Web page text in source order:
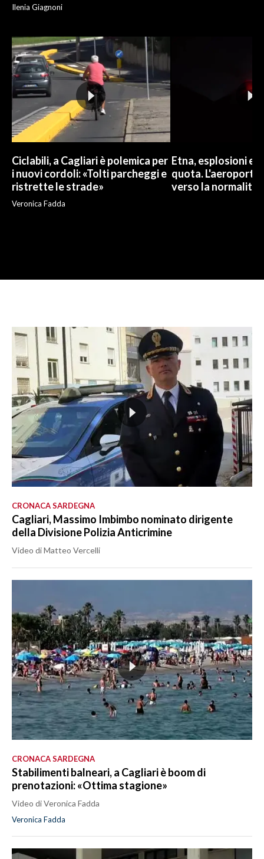
Ilenia Giagnoni
Ciclabili, a Cagliari è polemica per
i nuovi cordoli: «Tolti parcheggi e
ristrette le strade»
Veronica Fadda
Etna, esplosioni e
quota. L'aeroporto
verso la normalità
CRONACA SARDEGNA
Cagliari, Massimo Imbimbo nominato dirigente
della Divisione Polizia Anticrimine
Video di Matteo Vercelli
CRONACA SARDEGNA
Stabilimenti balneari, a Cagliari è boom di
prenotazioni: «Ottima stagione»
Video di Veronica Fadda
Veronica Fadda